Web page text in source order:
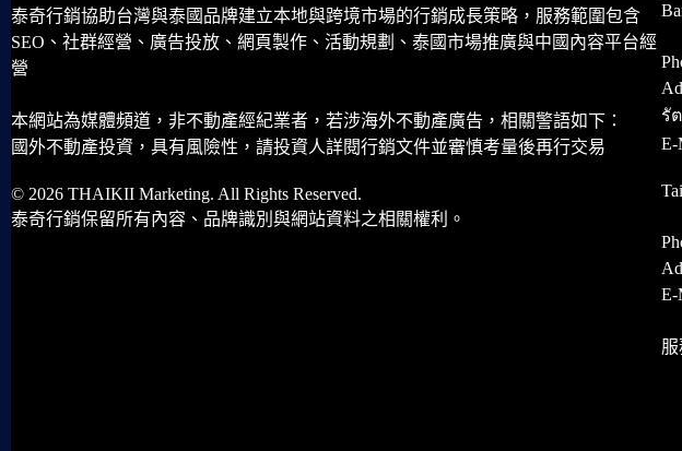
泰奇行銷協助台灣與泰國品牌建立本地與跨境市場的行銷成長策略，服務範圍包含
SEO、社群經營、廣告投放、網頁製作、活動規劃、泰國市場推廣與中國內容平台經
營
本網站為媒體頻道，非不動產經紀業者，若涉海外不動產廣告，相關警語如下：
國外不動產投資，具有風險性，請投資人詳閱行銷文件並審慎考量後再行交易
© 2026 THAIKII Marketing. All Rights Reserved.
泰奇行銷保留所有內容、品牌識別與網站資料之相關權利。
รั
E-
E-